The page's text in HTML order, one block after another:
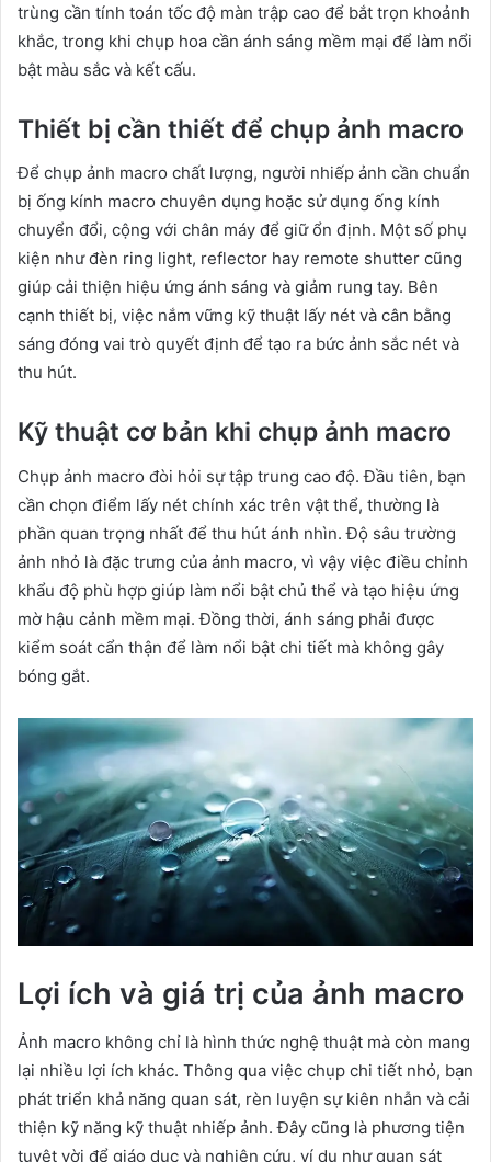
trùng cần tính toán tốc độ màn trập cao để bắt trọn khoảnh
khắc, trong khi chụp hoa cần ánh sáng mềm mại để làm nổi
bật màu sắc và kết cấu.
Thiết bị cần thiết để chụp ảnh macro
Để chụp ảnh macro chất lượng, người nhiếp ảnh cần chuẩn
bị ống kính macro chuyên dụng hoặc sử dụng ống kính
chuyển đổi, cộng với chân máy để giữ ổn định. Một số phụ
kiện như đèn ring light, reflector hay remote shutter cũng
giúp cải thiện hiệu ứng ánh sáng và giảm rung tay. Bên
cạnh thiết bị, việc nắm vững kỹ thuật lấy nét và cân bằng
sáng đóng vai trò quyết định để tạo ra bức ảnh sắc nét và
thu hút.
Kỹ thuật cơ bản khi chụp ảnh macro
Chụp ảnh macro đòi hỏi sự tập trung cao độ. Đầu tiên, bạn
cần chọn điểm lấy nét chính xác trên vật thể, thường là
phần quan trọng nhất để thu hút ánh nhìn. Độ sâu trường
ảnh nhỏ là đặc trưng của ảnh macro, vì vậy việc điều chỉnh
khẩu độ phù hợp giúp làm nổi bật chủ thể và tạo hiệu ứng
mờ hậu cảnh mềm mại. Đồng thời, ánh sáng phải được
kiểm soát cẩn thận để làm nổi bật chi tiết mà không gây
bóng gắt.
Lợi ích và giá trị của ảnh macro
Ảnh macro không chỉ là hình thức nghệ thuật mà còn mang
lại nhiều lợi ích khác. Thông qua việc chụp chi tiết nhỏ, bạn
phát triển khả năng quan sát, rèn luyện sự kiên nhẫn và cải
thiện kỹ năng kỹ thuật nhiếp ảnh. Đây cũng là phương tiện
tuyệt vời để giáo dục và nghiên cứu, ví dụ như quan sát